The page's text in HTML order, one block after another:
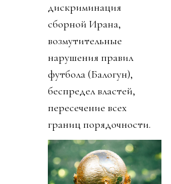
дискриминация
сборной Ирана,
возмутительные
нарушения правил
футбола (Балогун),
беспредел властей,
пересечение всех
границ порядочности.